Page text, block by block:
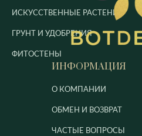
ИСКУССТВЕННЫЕ РАСТЕНИЯ
ГРУНТ И УДОБРЕНИЯ
ФИТОСТЕНЫ
ИНФОРМАЦИЯ
О КОМПАНИИ
ОБМЕН И ВОЗВРАТ
ЧАСТЫЕ ВОПРОСЫ